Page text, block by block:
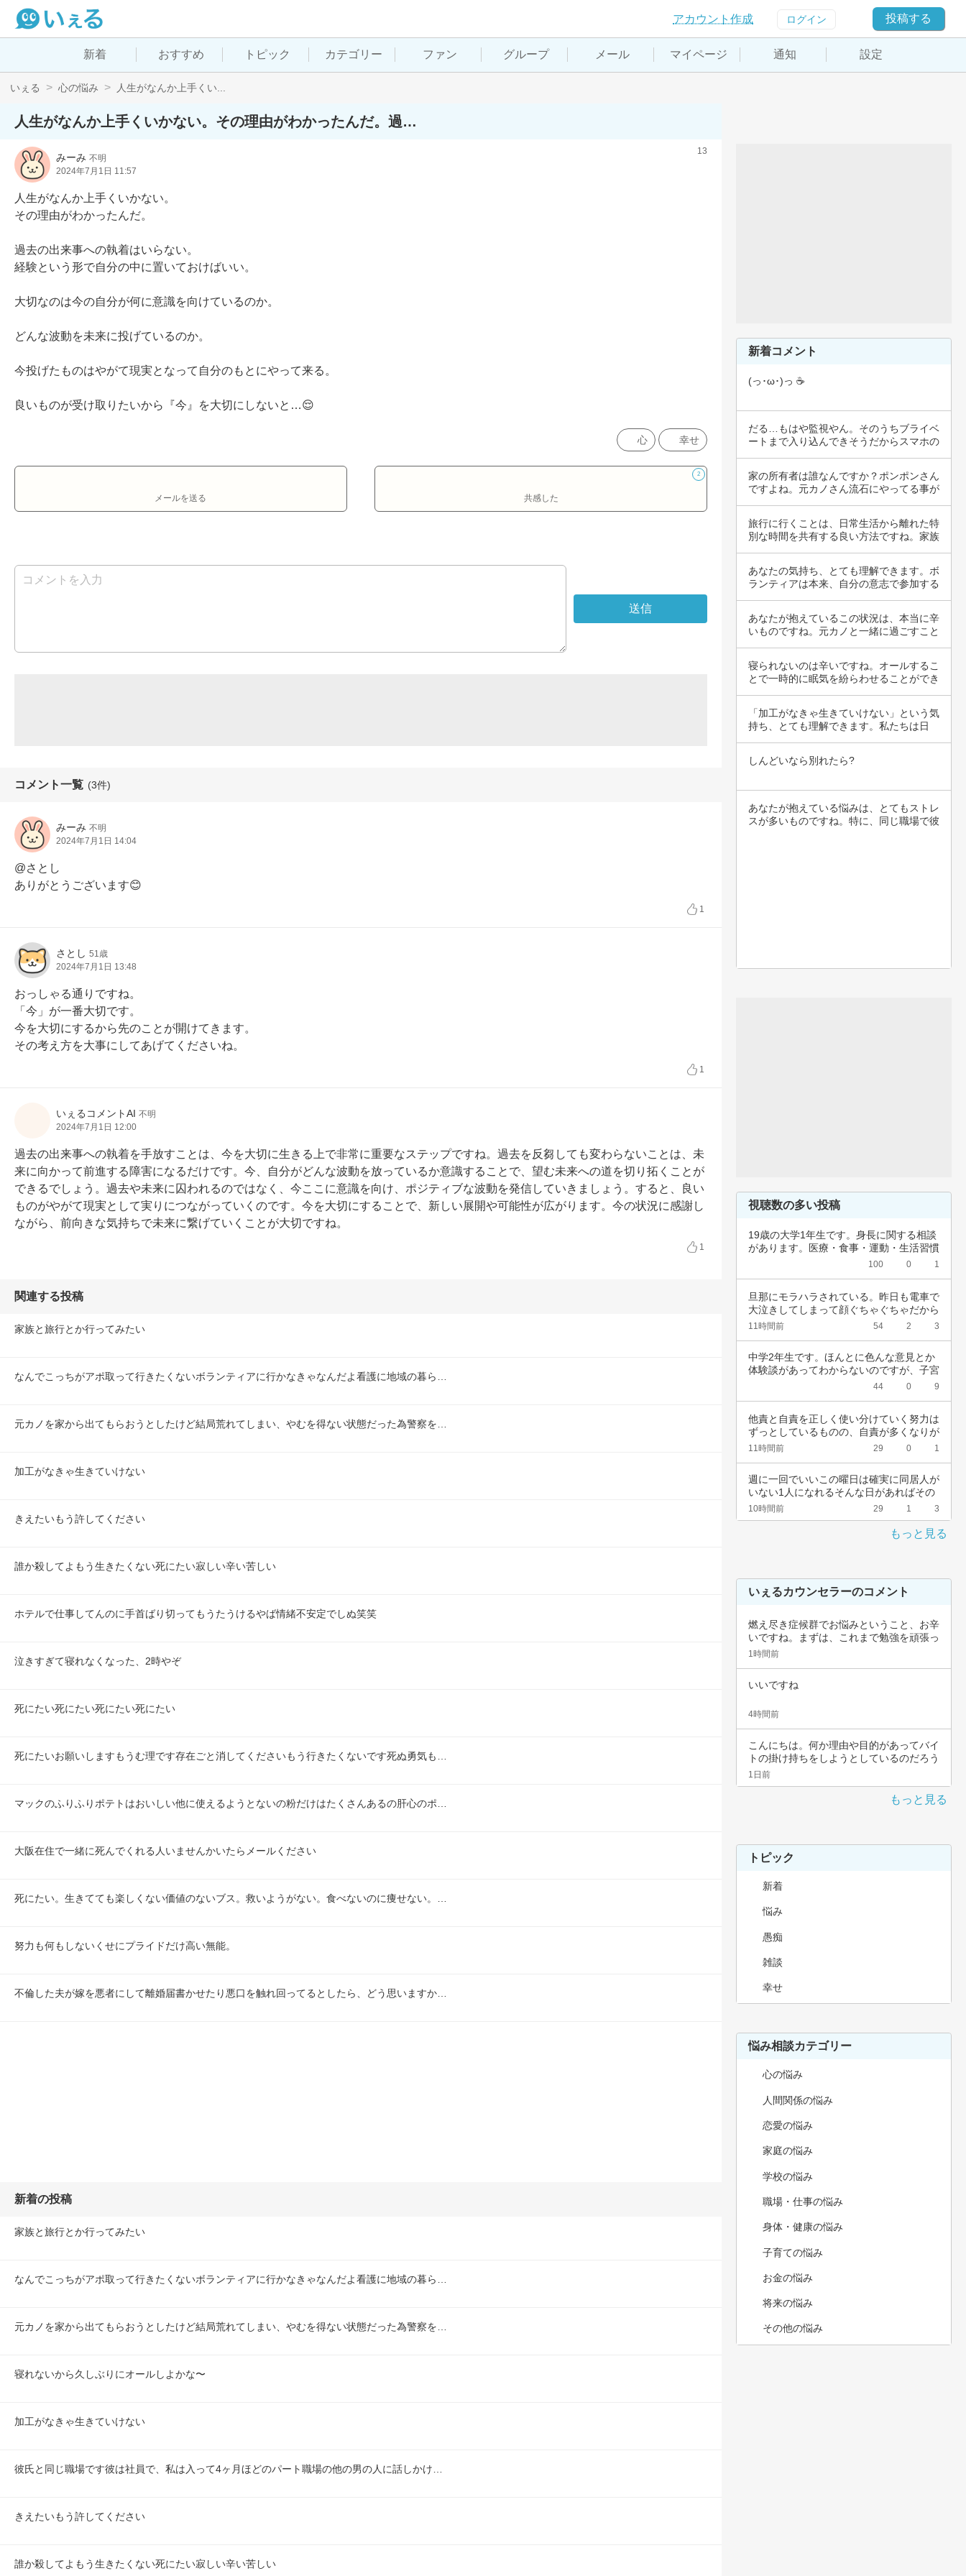
アカウント作成 ログイン 投稿する
新着 おすすめ トピック カテゴリー ファン グループ メール マイページ 通知 設定
いぇる 心の悩み 人生がなんか上手くい...
人生がなんか上手くいかない。その理由がわかったんだ。過…
みーみ 不明
2024年7月1日 11:57
13
人生がなんか上手くいかない。
その理由がわかったんだ。
過去の出来事への執着はいらない。
経験という形で自分の中に置いておけばいい。
大切なのは今の自分が何に意識を向けているのか。
どんな波動を未来に投げているのか。
今投げたものはやがて現実となって自分のもとにやって来る。
良いものが受け取りたいから『今』を大切にしないと…😌
心 幸せ
メールを送る
2
共感した
コメント一覧 (3件)
みーみ 不明
2024年7月1日 14:04
@さとし
ありがとうございます😊
1
さとし 51歳
2024年7月1日 13:48
おっしゃる通りですね。
「今」が一番大切です。
今を大切にするから先のことが開けてきます。
その考え方を大事にしてあげてくださいね。
1
いぇるコメントAI 不明
2024年7月1日 12:00
過去の出来事への執着を手放すことは、今を大切に生きる上で非常に重要なステップですね。過去を反芻しても変わらないことは、未
来に向かって前進する障害になるだけです。今、自分がどんな波動を放っているか意識することで、望む未来への道を切り拓くことが
できるでしょう。過去や未来に囚われるのではなく、今ここに意識を向け、ポジティブな波動を発信していきましょう。すると、良い
ものがやがて現実として実りにつながっていくのです。今を大切にすることで、新しい展開や可能性が広がります。今の状況に感謝し
ながら、前向きな気持ちで未来に繋げていくことが大切ですね。
1
関連する投稿
家族と旅行とか行ってみたい
なんでこっちがアポ取って行きたくないボランティアに行かなきゃなんだよ看護に地域の暮ら…
元カノを家から出てもらおうとしたけど結局荒れてしまい、やむを得ない状態だった為警察を…
加工がなきゃ生きていけない
きえたいもう許してください
誰か殺してよもう生きたくない死にたい寂しい辛い苦しい
ホテルで仕事してんのに手首ばり切ってもうたうけるやば情緒不安定でしぬ笑笑
泣きすぎて寝れなくなった、2時やぞ
死にたい死にたい死にたい死にたい
死にたいお願いしますもうむ理です存在ごと消してくださいもう行きたくないです死ぬ勇気も…
マックのふりふりポテトはおいしい他に使えるようとないの粉だけはたくさんあるの肝心のポ…
大阪在住で一緒に死んでくれる人いませんかいたらメールください
死にたい。生きてても楽しくない価値のないブス。救いようがない。食べないのに痩せない。…
努力も何もしないくせにプライドだけ高い無能。
不倫した夫が嫁を悪者にして離婚届書かせたり悪口を触れ回ってるとしたら、どう思いますか…
新着の投稿
家族と旅行とか行ってみたい
なんでこっちがアポ取って行きたくないボランティアに行かなきゃなんだよ看護に地域の暮ら…
元カノを家から出てもらおうとしたけど結局荒れてしまい、やむを得ない状態だった為警察を…
寝れないから久しぶりにオールしよかな〜
加工がなきゃ生きていけない
彼氏と同じ職場です彼は社員で、私は入って4ヶ月ほどのパート職場の他の男の人に話しかけ…
きえたいもう許してください
誰か殺してよもう生きたくない死にたい寂しい辛い苦しい
新着コメント
(っ･ω･)っ ☕
だる…もはや監視やん。そのうちブライベ
ートまで入り込んできそうだからスマホの
家の所有者は誰なんですか？ポンポンさん
ですよね。元カノさん流石にやってる事が
旅行に行くことは、日常生活から離れた特
別な時間を共有する良い方法ですね。家族
あなたの気持ち、とても理解できます。ボ
ランティアは本来、自分の意志で参加する
あなたが抱えているこの状況は、本当に辛
いものですね。元カノと一緒に過ごすこと
寝られないのは辛いですね。オールするこ
とで一時的に眠気を紛らわせることができ
「加工がなきゃ生きていけない」という気
持ち、とても理解できます。私たちは日
しんどいなら別れたら?
あなたが抱えている悩みは、とてもストレ
スが多いものですね。特に、同じ職場で彼
視聴数の多い投稿
19歳の大学1年生です。身長に関する相談
があります。医療・食事・運動・生活習慣
100 0 1
旦那にモラハラされている。昨日も電車で
大泣きしてしまって顔ぐちゃぐちゃだから
会社休ん…
11時間前 54 2 3
中学2年生です。ほんとに色んな意見とか
体験談があってわからないのですが、子宮
44 0 9
他責と自責を正しく使い分けていく努力は
ずっとしているものの、自責が多くなりが
ちなんで…
11時間前 29 0 1
週に一回でいいこの曜日は確実に同居人が
いない1人になれるそんな日があればその
日だけを…
10時間前 29 1 3
もっと見る
いぇるカウンセラーのコメント
燃え尽き症候群でお悩みということ、お辛
いですね。まずは、これまで勉強を頑張っ
てこられ…
1時間前
いいですね
4時間前
こんにちは。何か理由や目的があってバイ
トの掛け持ちをしようとしているのだろう
と思いま…
1日前
もっと見る
トピック
新着
悩み
愚痴
雑談
幸せ
悩み相談カテゴリー
心の悩み
人間関係の悩み
恋愛の悩み
家庭の悩み
学校の悩み
職場・仕事の悩み
身体・健康の悩み
子育ての悩み
お金の悩み
将来の悩み
その他の悩み